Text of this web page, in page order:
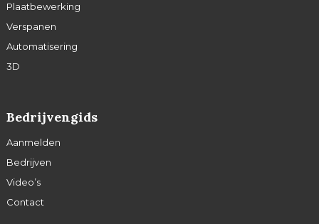
Plaatbewerking
Verspanen
Automatisering
3D
Bedrijvengids
Aanmelden
Bedrijven
Video’s
Contact